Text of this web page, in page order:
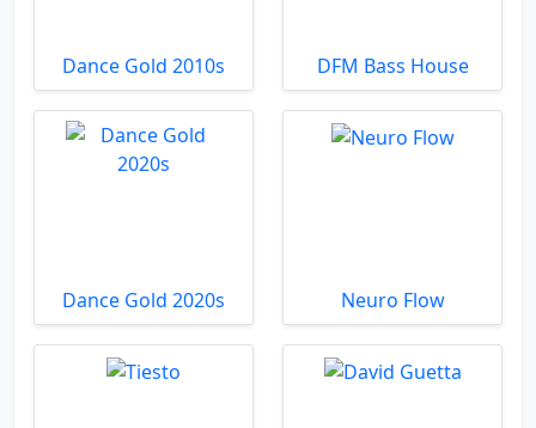
Dance Gold 2010s DFM Bass House
Dance Gold 2020s Neuro Flow